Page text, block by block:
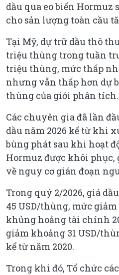
dầu qua eo biển Hormuz
cho sản lượng toàn cầu
Tại Mỹ, dự trữ dầu thô
triệu thùng trong tuần
triệu thùng, mức thấp
nhưng vẫn thấp hơn dự
thùng của giới phân tích.
Các chuyên gia đã lần
dầu năm 2026 kể từ khi
bùng phát sau khi hoạt
Hormuz được khôi phục,
về nguy cơ gián đoạn
Trong quý 2/2026, giá
45 USD/thùng, mức
khủng hoảng tài chính
giảm khoảng 31 USD/
kể từ năm 2020.
Trong khi đó, Tổ chức